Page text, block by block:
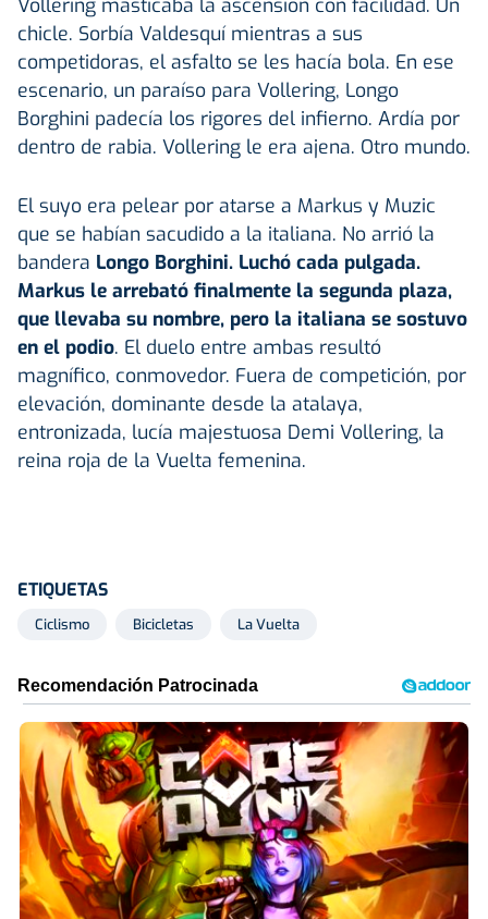
chicle. Sorbía Valdesquí mientras a sus
competidoras, el asfalto se les hacía bola. En ese
escenario, un paraíso para Vollering, Longo
Borghini padecía los rigores del infierno. Ardía por
dentro de rabia. Vollering le era ajena. Otro mundo.
El suyo era pelear por atarse a Markus y Muzic
que se habían sacudido a la italiana. No arrió la
bandera Longo Borghini. Luchó cada pulgada.
Markus le arrebató finalmente la segunda plaza,
que llevaba su nombre, pero la italiana se sostuvo
en el podio. El duelo entre ambas resultó
magnífico, conmovedor. Fuera de competición, por
elevación, dominante desde la atalaya,
entronizada, lucía majestuosa Demi Vollering, la
reina roja de la Vuelta femenina.
ETIQUETAS
Ciclismo Bicicletas La Vuelta